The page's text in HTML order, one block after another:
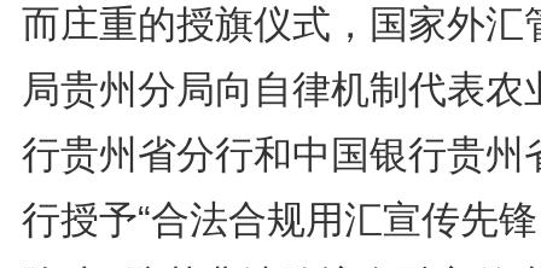
而庄重的授旗仪式，国家外汇
局贵州分局向自律机制代表农
行贵州省分行和中国银行贵州
行授予“合法合规用汇宣传先锋